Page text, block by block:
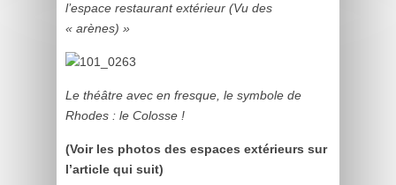
l’espace restaurant extérieur (Vu des
« arènes) »
Le théâtre avec en fresque, le symbole de
Rhodes : le Colosse !
(Voir les photos des espaces extérieurs sur
l’article qui suit)